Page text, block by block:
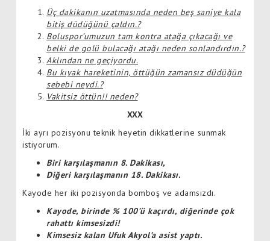
Üç dakikanın uzatmasında neden beş saniye kala
bitiş düdüğünü çaldın.?
Boluspor’umuzun tam kontra atağa çıkacağı ve
belki de golü bulacağı atağı neden sonlandırdın.?
Aklından ne geçiyordu.
Bu kıyak hareketinin, öttüğün zamansız düdüğün
sebebi neydi.?
Vakitsiz öttün!! neden?
XXX
İki ayrı pozisyonu teknik heyetin dikkatlerine sunmak
istiyorum.
Biri karşılaşmanın 8. Dakikası,
Diğeri karşılaşmanın 18. Dakikası.
Kayode her iki pozisyonda bomboş ve adamsızdı.
Kayode, birinde % 100’ü kaçırdı, diğerinde çok
rahattı kimsesizdi!
Kimsesiz kalan Ufuk Akyol’a asist yaptı.